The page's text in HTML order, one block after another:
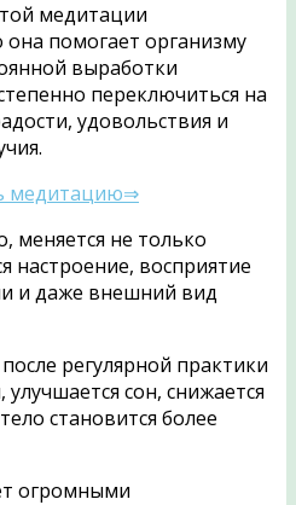
медитации
она помогает организму
выработки
переключиться на
удовольствия и
медитацию⇒
меняется не только
настроение, восприятие
и даже внешний вид
регулярной практики
сон, снижается
становится более
огромными